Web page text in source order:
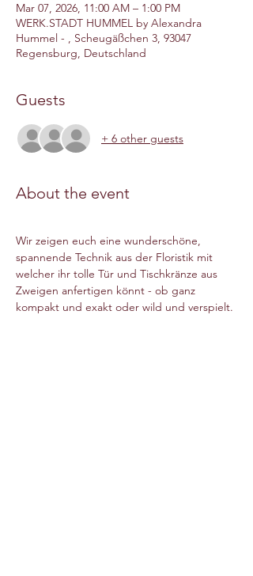
Mar 07, 2026, 11:00 AM – 1:00 PM
WERK.STADT HUMMEL by Alexandra
Hummel - , Scheugäßchen 3, 93047
Regensburg, Deutschland
Guests
+ 6 other guests
About the event
Wir zeigen euch eine wunderschöne,
spannende Technik aus der Floristik mit
welcher ihr tolle Tür und Tischkränze aus
Zweigen anfertigen könnt - ob ganz
kompakt und exakt oder wild und verspielt.